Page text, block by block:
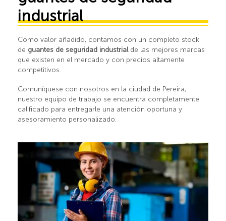
industrial
Como valor añadido, contamos con un completo stock
de guantes de seguridad industrialde las mejores marcas
que existen en el mercado y con precios altamente
competitivos.
Comuníquese con nosotros en la ciudad de Pereira,
nuestro equipo de trabajo se encuentra completamente
calificado para entregarle una atención oportuna y
asesoramiento personalizado.